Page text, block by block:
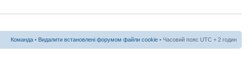
Команда • Видалити встановлені форумом файли cookie • Часовий пояс UTC + 2 годин